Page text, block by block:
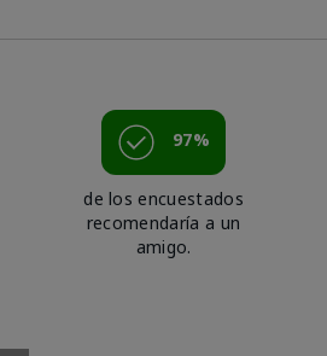
97%
de los encuestados
recomendaría a un
amigo.